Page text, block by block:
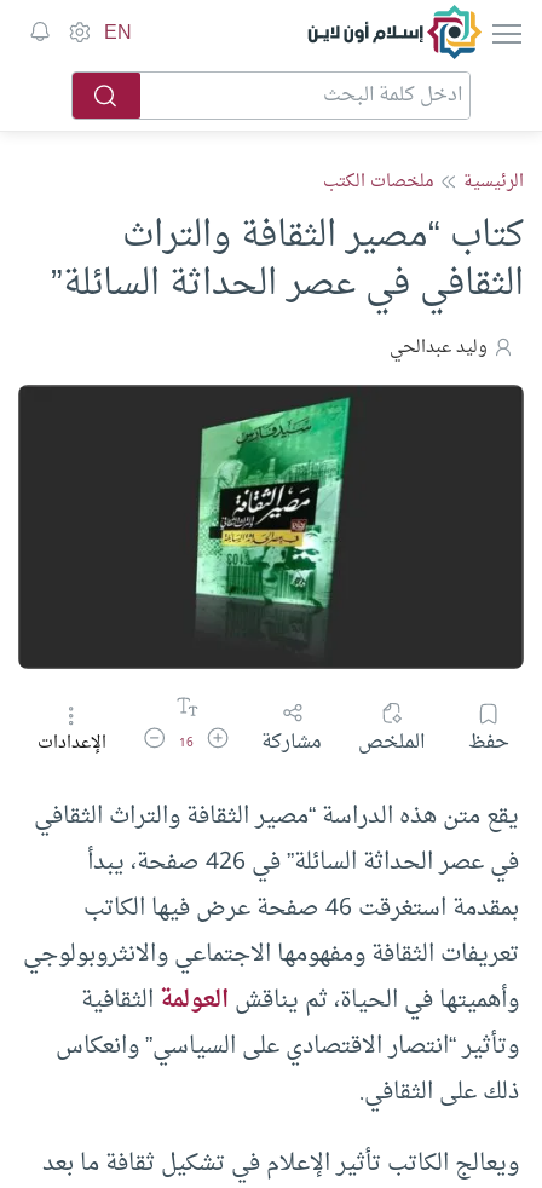
إسلام أون لاين EN
الرئيسية ملخصات الكتب
كتاب “مصير الثقافة والتراث
الثقافي في عصر الحداثة السائلة”
وليد عبدالحي
حفظ الملخص مشاركة زيادة حجم الخط
16 تقليل حجم الخط
الإعدادات
يقع متن هذه الدراسة “مصير الثقافة والتراث الثقافي
في عصر الحداثة السائلة” في 426 صفحة، يبدأ
بمقدمة استغرقت 46 صفحة عرض فيها الكاتب
تعريفات الثقافة ومفهومها الاجتماعي والانثروبولوجي
وأهميتها في الحياة، ثم يناقشالعولمةالثقافية
وتأثير “انتصار الاقتصادي على السياسي” وانعكاس
ذلك على الثقافي.
ويعالج الكاتب تأثير الإعلام في تشكيل ثقافة ما بعد